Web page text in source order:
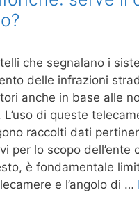
che segnalano i
delle infrazioni
anche in base alle
L’uso di queste
raccolti dati
per lo scopo dell’ente
è fondamentale
e l’angolo di …